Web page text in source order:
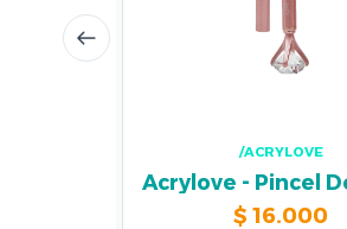
/ACRYLOVE
$16.000